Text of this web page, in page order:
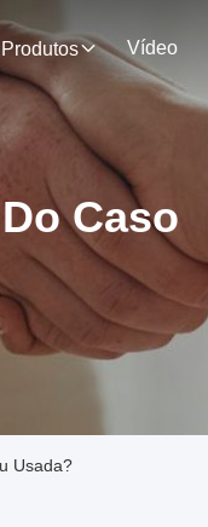
Produtos Vídeo
Caso
Usada?